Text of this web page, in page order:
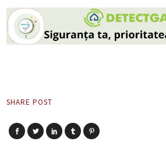
SHARE POST